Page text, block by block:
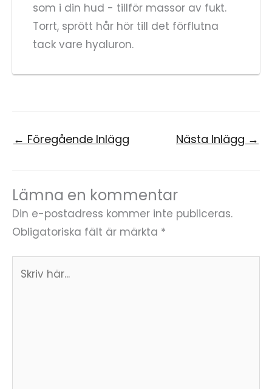
som i din hud - tillför massor av fukt.
Torrt, sprött hår hör till det förflutna
tack vare hyaluron.
← Föregående Inlägg Nästa Inlägg →
Lämna en kommentar
Din e-postadress kommer inte publiceras.
Obligatoriska fält är märkta *